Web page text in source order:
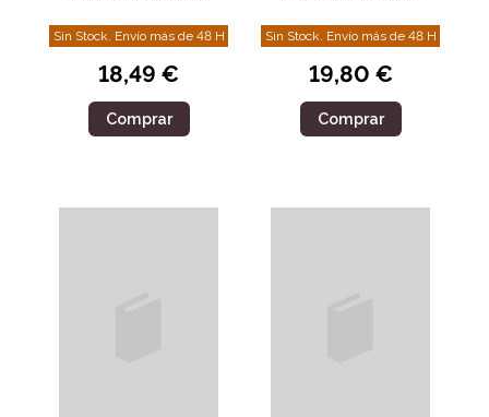
Sin Stock. Envío más de 48 H
18,49 €
Comprar
Sin Stock. Envío más de 48 H
19,80 €
Comprar